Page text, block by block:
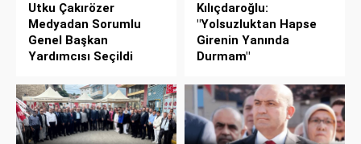
Utku Çakırözer
Medyadan Sorumlu
Genel Başkan
Yardımcısı Seçildi
Kılıçdaroğlu:
"Yolsuzluktan Hapse
Girenin Yanında
Durmam"